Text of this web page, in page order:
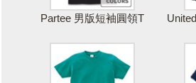
Partee 男版短袖圓領T